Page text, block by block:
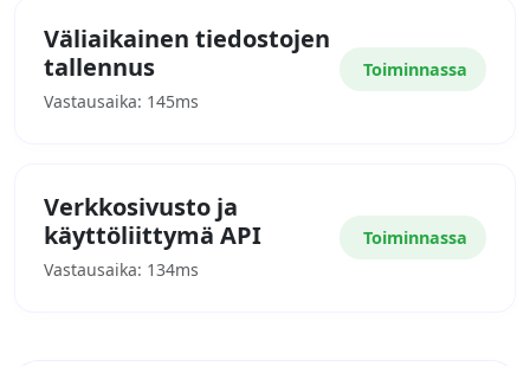
Väliaikainen tiedostojen
tallennus
Vastausaika: 145ms
Toiminnassa
Verkkosivusto ja
käyttöliittymä API
Vastausaika: 134ms
Toiminnassa